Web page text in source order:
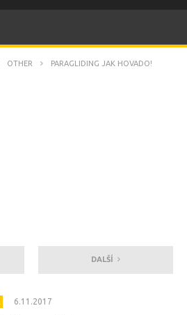
OTHER PARAGLIDING JAK HOVADO!
DALŠÍ
6.11.2017